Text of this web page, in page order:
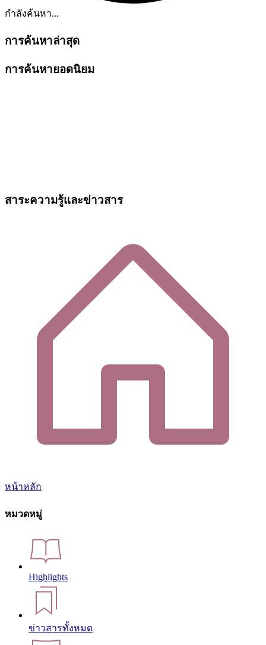
กำลังค้นหา...
การค้นหาล่าสุด
การค้นหายอดนิยม
สาระความรู้และข่าวสาร
หน้าหลัก
หมวดหมู่
Highlights
ข่าวสารทั้งหมด